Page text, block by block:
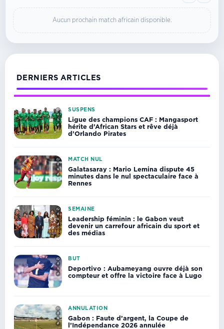
Aucun prochain match africain disponible.
DERNIERS ARTICLES
SUSPENS
Ligue des champions CAF : Mangasport
hérite d’African Stars et rêve déjà
d’Orlando Pirates
MATCH NUL
Galatasaray : Mario Lemina dispute 45
minutes dans le nul spectaculaire face à
Rennes
SEMAINE
Leadership féminin : le Gabon veut
devenir un carrefour africain du sport et
des médias
BUT
Deportivo : Aubameyang ouvre déjà son
compteur et offre la victoire face à Lugo
ANNULATION
Gabon : Faute d’argent, la Coupe de
l’Indépendance 2026 annulée